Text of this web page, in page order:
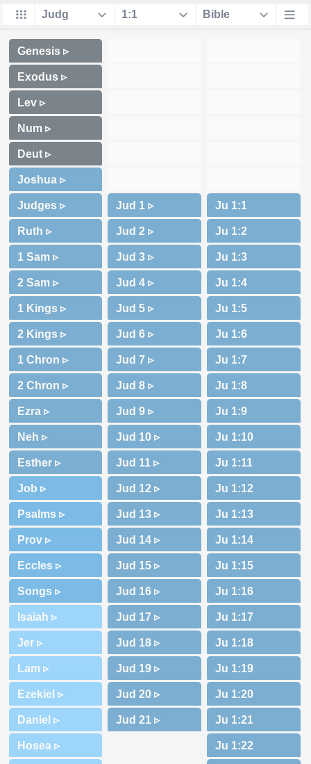
Genesis ▹
Exodus ▹
Lev ▹
Num ▹
Deut ▹
Joshua ▹
Judges ▹
Ruth ▹
1 Sam ▹
2 Sam ▹
1 Kings ▹
2 Kings ▹
1 Chron ▹
2 Chron ▹
Ezra ▹
Neh ▹
Esther ▹
Job ▹
Psalms ▹
Prov ▹
Eccles ▹
Songs ▹
Isaiah ▹
Jer ▹
Lam ▹
Ezekiel ▹
Daniel ▹
Hosea ▹